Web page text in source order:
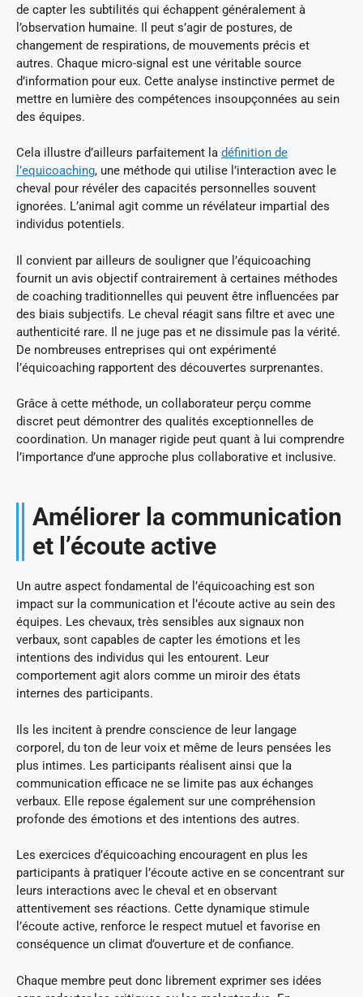
de capter les subtilités qui échappent généralement à
l’observation humaine. Il peut s’agir de postures, de
changement de respirations, de mouvements précis et
autres. Chaque micro-signal est une véritable source
d’information pour eux. Cette analyse instinctive permet de
mettre en lumière des compétences insoupçonnées au sein
des équipes.
Cela illustre d’ailleurs parfaitement la définition de
l’equicoaching, une méthode qui utilise l’interaction avec le
cheval pour révéler des capacités personnelles souvent
ignorées. L’animal agit comme un révélateur impartial des
individus potentiels.
Il convient par ailleurs de souligner que l’équicoaching
fournit un avis objectif contrairement à certaines méthodes
de coaching traditionnelles qui peuvent être influencées par
des biais subjectifs. Le cheval réagit sans filtre et avec une
authenticité rare. Il ne juge pas et ne dissimule pas la vérité.
De nombreuses entreprises qui ont expérimenté
l’équicoaching rapportent des découvertes surprenantes.
Grâce à cette méthode, un collaborateur perçu comme
discret peut démontrer des qualités exceptionnelles de
coordination. Un manager rigide peut quant à lui comprendre
l’importance d’une approche plus collaborative et inclusive.
Améliorer la communication
et l’écoute active
Un autre aspect fondamental de l’équicoaching est son
impact sur la communication et l’écoute active au sein des
équipes. Les chevaux, très sensibles aux signaux non
verbaux, sont capables de capter les émotions et les
intentions des individus qui les entourent. Leur
comportement agit alors comme un miroir des états
internes des participants.
Ils les incitent à prendre conscience de leur langage
corporel, du ton de leur voix et même de leurs pensées les
plus intimes. Les participants réalisent ainsi que la
communication efficace ne se limite pas aux échanges
verbaux. Elle repose également sur une compréhension
profonde des émotions et des intentions des autres.
Les exercices d’équicoaching encouragent en plus les
participants à pratiquer l’écoute active en se concentrant sur
leurs interactions avec le cheval et en observant
attentivement ses réactions. Cette dynamique stimule
l’écoute active, renforce le respect mutuel et favorise en
conséquence un climat d’ouverture et de confiance.
Chaque membre peut donc librement exprimer ses idées